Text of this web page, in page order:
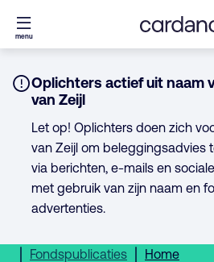
Direct
naar
menu
Notice:
Oplichters actief uit naam
van Zeijl
Let op! Oplichters doen zich
van Zeijl om beleggingsadvies
via berichten, e-mails en
met gebruik van zijn naam en
advertenties.
Home
Fondspublicaties